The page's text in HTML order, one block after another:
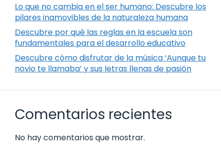
Lo que no cambia en el ser humano: Descubre los
pilares inamovibles de la naturaleza humana
Descubre por qué las reglas en la escuela son
fundamentales para el desarrollo educativo
Descubre cómo disfrutar de la música ‘Aunque tu
novio te llamaba’ y sus letras llenas de pasión
Comentarios recientes
No hay comentarios que mostrar.